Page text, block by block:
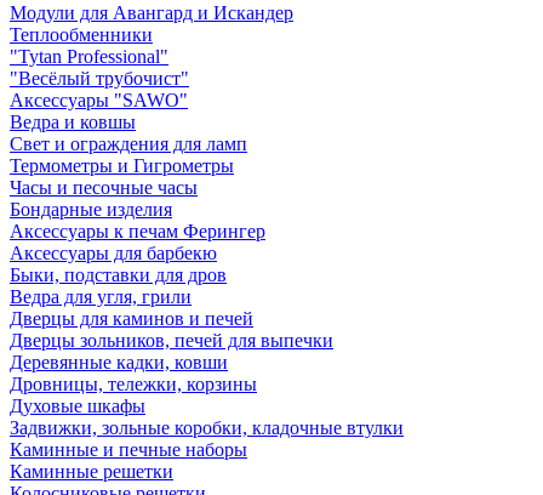
Модули для Авангард и Искандер
Теплообменники
"Tytan Professional"
"Весёлый трубочист"
Аксессуары "SAWO"
Ведра и ковшы
Свет и ограждения для ламп
Термометры и Гигрометры
Часы и песочные часы
Бондарные изделия
Аксессуары к печам Ферингер
Аксессуары для барбекю
Быки, подставки для дров
Ведра для угля, грили
Дверцы для каминов и печей
Дверцы зольников, печей для выпечки
Деревянные кадки, ковши
Дровницы, тележки, корзины
Духовые шкафы
Задвижки, зольные коробки, кладочные втулки
Каминные и печные наборы
Каминные решетки